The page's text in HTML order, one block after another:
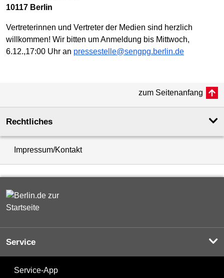
10117 Berlin
Vertreterinnen und Vertreter der Medien sind herzlich
willkommen! Wir bitten um Anmeldung bis Mittwoch,
6.12.,17:00 Uhr an pressestelle@sengpg.berlin.de
zum Seitenanfang
Rechtliches
Impressum/Kontakt
Service
Service-App